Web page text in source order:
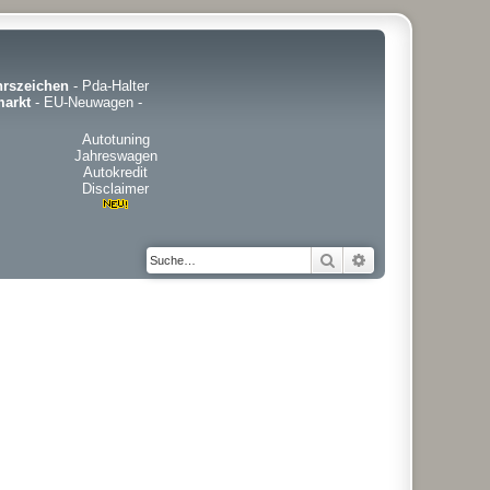
- Pda-Halter
- EU-Neuwagen -
Autotuning
Jahreswagen
Autokredit
Disclaimer
Suche